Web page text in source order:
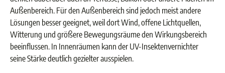
Außenbereich. Für den Außenbereich sind jedoch meist andere
Lösungen besser geeignet, weil dort Wind, offene Lichtquellen,
Witterung und größere Bewegungsräume den Wirkungsbereich
beeinflussen. In Innenräumen kann der UV-Insektenvernichter
seine Stärke deutlich gezielter ausspielen.